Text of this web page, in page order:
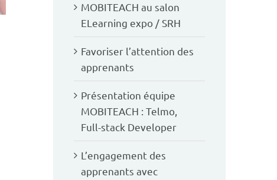
MOBITEACH au salon
ELearning expo / SRH
Favoriser l’attention des
apprenants
Présentation équipe
MOBITEACH : Telmo,
Full-stack Developer
L’engagement des
apprenants avec